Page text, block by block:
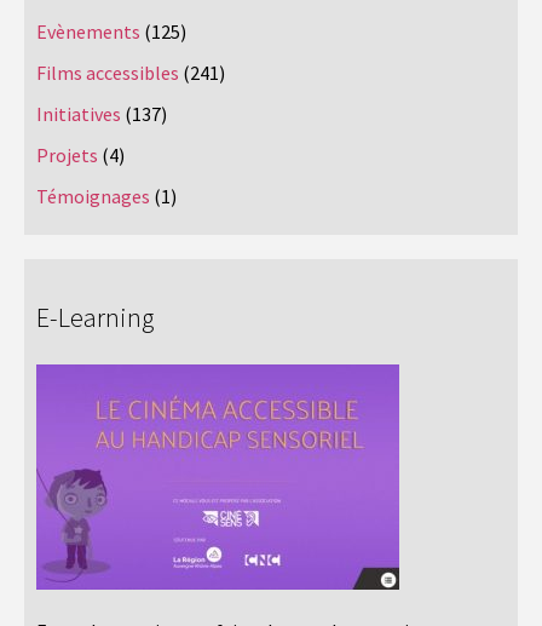
Evènements (125)
Films accessibles (241)
Initiatives (137)
Projets (4)
Témoignages (1)
E-Learning